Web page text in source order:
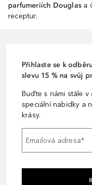
parfumeriích Douglas a
receptur.
Přihlaste se k
slevu 15 % na svůj
Buďte s námi stále v
speciální nabídky a
krásy.
Emailová adresa*